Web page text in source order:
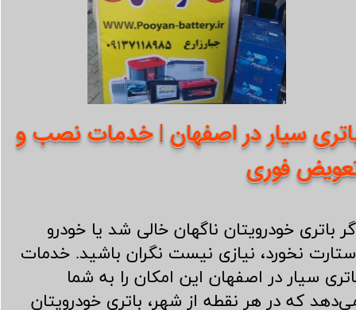
سیار در اصفهان | خدمات نصب و
فوری
باتری خودرویتان ناگهان خالی شد یا خودرو
نخورد، نیازی نیست نگران باشید. خدمات
سیار در اصفهان این امکان را به شما
که در هر نقطه از شهر، باتری خودرویتان